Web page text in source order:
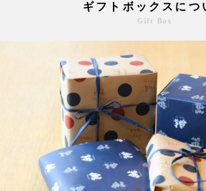
ギフトボックスにつ
Gift Box